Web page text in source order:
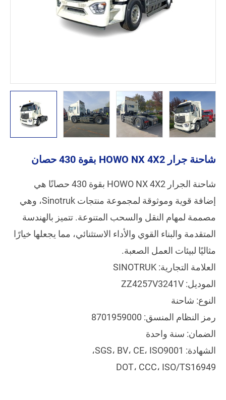
شاحنة جرار HOWO NX 4X2 بقوة 430 حصان
شاحنة الجرار HOWO NX 4X2 بقوة 430 حصانًا هي
إضافة قوية وموثوقة لمجموعة منتجات Sinotruk، وهي
مصممة لمهام النقل والسحب المتنوعة. تتميز بالهندسة
المتقدمة والبناء القوي والأداء الاستثنائي، مما يجعلها خيارًا
مثاليًا لبيئات العمل الصعبة.
العلامة التجارية: SINOTRUK
الموديل: ZZ4257V3241V
النوع: شاحنة
رمز النظام المنسق: 8701959000
الضمان: سنة واحدة
الشهادة: SGS، BV، CE، ISO9001،
DOT، CCC، ISO/TS16949